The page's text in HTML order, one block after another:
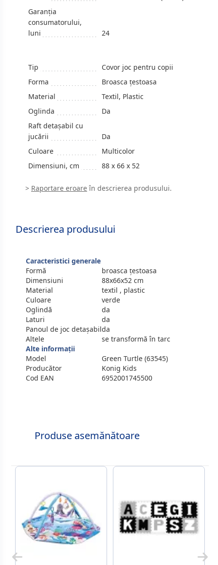
Garanția
consumatorului,
luni
24
Tip
Covor joc pentru copii
Forma
Broasca țestoasa
Material
Textil, Plastic
Oglinda
Da
Raft detaşabil cu
jucării
Da
Culoare
Multicolor
Dimensiuni, cm
88 x 66 x 52
> Raportare eroareîn descrierea produsului.
Descrierea produsului
Caracteristici generale
Formă
broasca țestoasa
Dimensiuni
88x66x52 cm
Material
textil , plastic
Culoare
verde
Oglindă
da
Laturi
da
Panoul de joc detașabilda
Altele
se transformă în tarc
Alte informații
Model
Green Turtle (63545)
Producător
Konig Kids
Cod EAN
6952001745500
Produse asemănătoare